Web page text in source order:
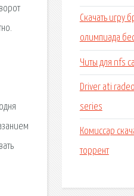
Скачать игру
олимпиада
Читы для nfs
Driver ati
series
Комиссар
торрент